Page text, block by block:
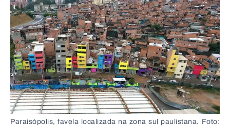
Paraisópolis, favela localizada na zona sul paulistana. Foto: